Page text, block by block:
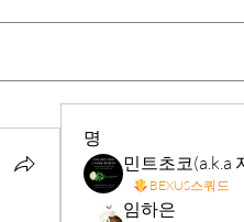
명
BEXUS스쿼드
임하은